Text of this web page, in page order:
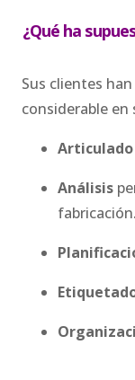
¿Qué ha
Sus clientes
considerable en
Articulado
Análisis
fabricación.